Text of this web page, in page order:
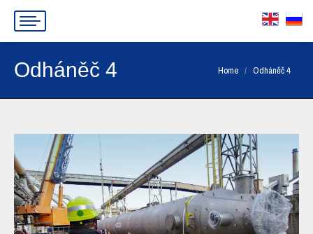
Odháněč 4 You are here:
Home Odháněč 4